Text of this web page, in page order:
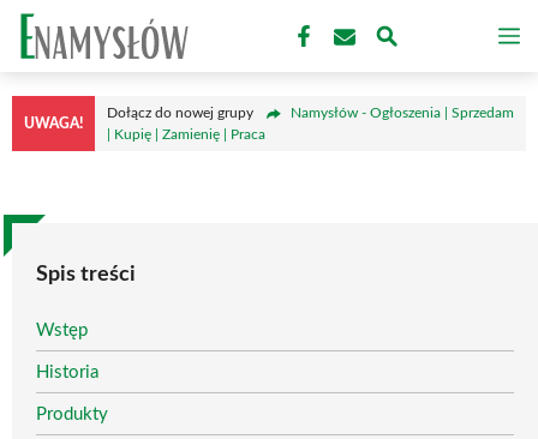
Przejdź
treści
UWAGA!
Dołącz do nowej grupy
Namysłów - Ogłoszenia | Sprzedam
| Kupię | Zamienię | Praca
Spis treści
Wstęp
Historia
Produkty